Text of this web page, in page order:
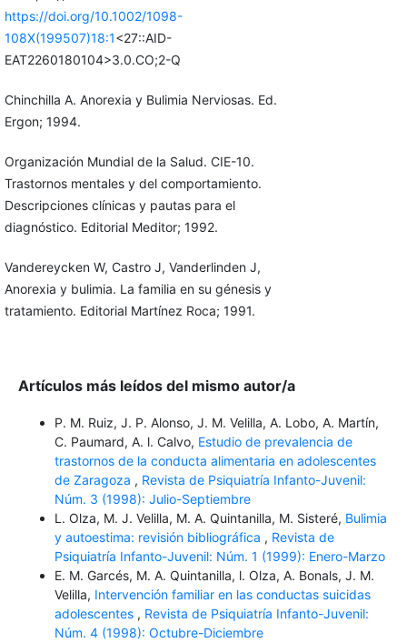
https://doi.org/10.1002/1098-
108X(199507)18:1<27::AID-
EAT2260180104>3.0.CO;2-Q
Chinchilla A. Anorexia y Bulimia Nerviosas. Ed.
Ergon; 1994.
Organización Mundial de la Salud. CIE-10.
Trastornos mentales y del comportamiento.
Descripciones clínicas y pautas para el
diagnóstico. Editorial Meditor; 1992.
Vandereycken W, Castro J, Vanderlinden J,
Anorexia y bulimia. La familia en su génesis y
tratamiento. Editorial Martínez Roca; 1991.
Artículos más leídos del mismo autor/a
P. M. Ruiz, J. P. Alonso, J. M. Velilla, A. Lobo, A. Martín,
C. Paumard, A. l. Calvo, Estudio de prevalencia de
trastornos de la conducta alimentaria en adolescentes
de Zaragoza , Revista de Psiquiatría Infanto-Juvenil:
Núm. 3 (1998): Julio-Septiembre
L. Olza, M. J. Velilla, M. A. Quintanilla, M. Sisteré, Bulimia
y autoestima: revisión bibliográfica , Revista de
Psiquiatría Infanto-Juvenil: Núm. 1 (1999): Enero-Marzo
E. M. Garcés, M. A. Quintanilla, l. Olza, A. Bonals, J. M.
Velilla, Intervención familiar en las conductas suicidas
adolescentes , Revista de Psiquiatría Infanto-Juvenil:
Núm. 4 (1998): Octubre-Diciembre